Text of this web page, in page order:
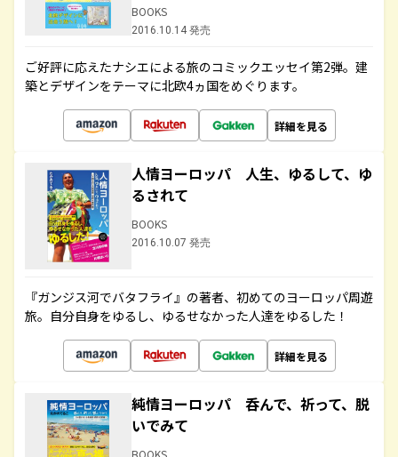
BOOKS
2016.10.14 発売
ご好評に応えたナシエによる旅のコミックエッセイ第2弾。建
築とデザインをテーマに北欧4ヵ国をめぐります。
詳細を見る
人情ヨーロッパ 人生、ゆるして、ゆ
るされて
BOOKS
2016.10.07 発売
『ガンジス河でバタフライ』の著者、初めてのヨーロッパ周遊
旅。自分自身をゆるし、ゆるせなかった人達をゆるした！
詳細を見る
純情ヨーロッパ 呑んで、祈って、脱
いでみて
BOOKS